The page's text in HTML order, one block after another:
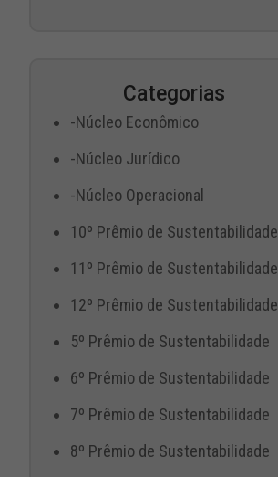
Categorias
-Núcleo Econômico
-Núcleo Jurídico
-Núcleo Operacional
10º Prêmio de Sustentabilidade
11º Prêmio de Sustentabilidade
12º Prêmio de Sustentabilidade
5º Prêmio de Sustentabilidade
6º Prêmio de Sustentabilidade
7º Prêmio de Sustentabilidade
8º Prêmio de Sustentabilidade